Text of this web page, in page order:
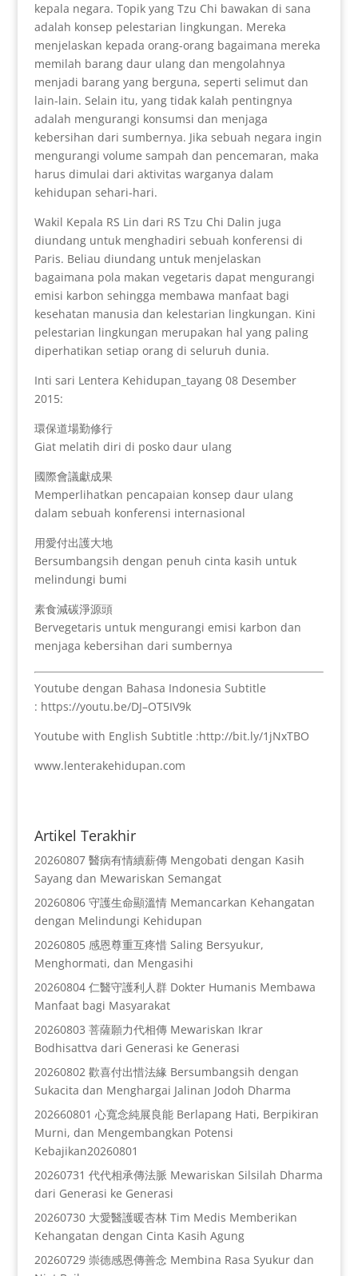
kepala negara. Topik yang Tzu Chi bawakan di sana
adalah konsep pelestarian lingkungan. Mereka
menjelaskan kepada orang-orang bagaimana mereka
memilah barang daur ulang dan mengolahnya
menjadi barang yang berguna, seperti selimut dan
lain-lain. Selain itu, yang tidak kalah pentingnya
adalah mengurangi konsumsi dan menjaga
kebersihan dari sumbernya. Jika sebuah negara ingin
mengurangi volume sampah dan pencemaran, maka
harus dimulai dari aktivitas warganya dalam
kehidupan sehari-hari.
Wakil Kepala RS Lin dari RS Tzu Chi Dalin juga
diundang untuk menghadiri sebuah konferensi di
Paris. Beliau diundang untuk menjelaskan
bagaimana pola makan vegetaris dapat mengurangi
emisi karbon sehingga membawa manfaat bagi
kesehatan manusia dan kelestarian lingkungan. Kini
pelestarian lingkungan merupakan hal yang paling
diperhatikan setiap orang di seluruh dunia.
Inti sari Lentera Kehidupan_tayang 08 Desember
2015:
環保道場勤修行
Giat melatih diri di posko daur ulang
國際會議獻成果
Memperlihatkan pencapaian konsep daur ulang
dalam sebuah konferensi internasional
用愛付出護大地
Bersumbangsih dengan penuh cinta kasih untuk
melindungi bumi
素食減碳淨源頭
Bervegetaris untuk mengurangi emisi karbon dan
menjaga kebersihan dari sumbernya
Youtube dengan Bahasa Indonesia Subtitle
: https://youtu.be/DJ–OT5IV9k
Youtube with English Subtitle :http://bit.ly/1jNxTBO
www.lenterakehidupan.com
Artikel Terakhir
20260807 醫病有情續薪傳 Mengobati dengan Kasih
Sayang dan Mewariskan Semangat
20260806 守護生命顯溫情 Memancarkan Kehangatan
dengan Melindungi Kehidupan
20260805 感恩尊重互疼惜 Saling Bersyukur,
Menghormati, dan Mengasihi
20260804 仁醫守護利人群 Dokter Humanis Membawa
Manfaat bagi Masyarakat
20260803 菩薩願力代相傳 Mewariskan Ikrar
Bodhisattva dari Generasi ke Generasi
20260802 歡喜付出惜法緣 Bersumbangsih dengan
Sukacita dan Menghargai Jalinan Jodoh Dharma
202660801 心寬念純展良能 Berlapang Hati, Berpikiran
Murni, dan Mengembangkan Potensi
Kebajikan20260801
20260731 代代相承傳法脈 Mewariskan Silsilah Dharma
dari Generasi ke Generasi
20260730 大愛醫護暖杏林 Tim Medis Memberikan
Kehangatan dengan Cinta Kasih Agung
20260729 崇德感恩傳善念 Membina Rasa Syukur dan